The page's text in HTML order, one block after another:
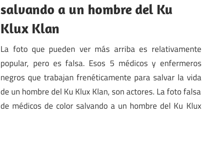
salvando a un hombre del Ku
Klux Klan
La foto que pueden ver más arriba es relativamente
popular, pero es falsa. Esos 5 médicos y enfermeros
negros que trabajan frenéticamente para salvar la vida
de un hombre del Ku Klux Klan, son actores. La foto falsa
de médicos de color salvando a un hombre del Ku Klux